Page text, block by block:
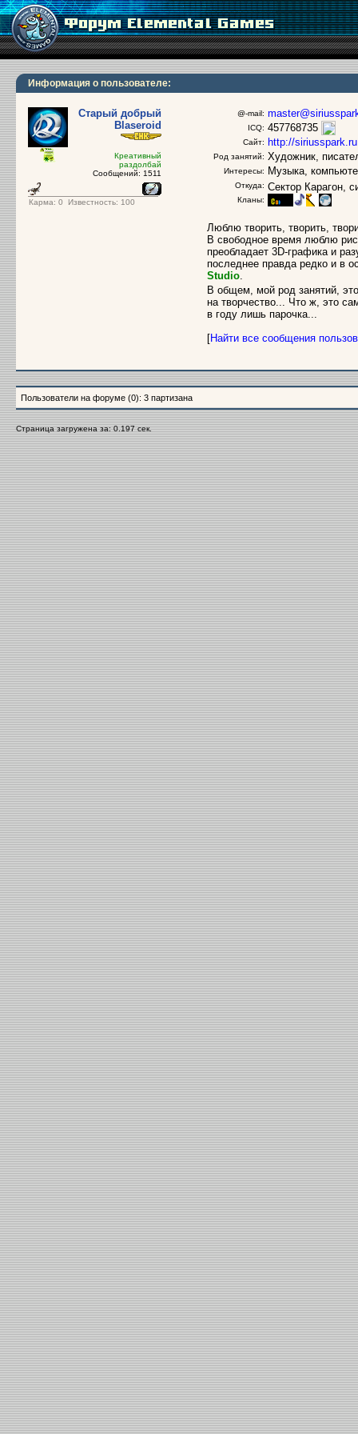
Информация о пользователе:
Старый добрый
Blaseroid
Креативный
раздолбай
Сообщений: 1511
Карма: 0 Известность: 100
@-mail:
ICQ: 457768735
Сайт: http://siriusspark.ru
Род занятий: Художник,
Интересы: Музыка,
Откуда: Сектор Карагон,
Кланы:
Люблю творить, творить,
В свободное время люблю
преобладает 3D-графика и
последнее правда редко и в
Studio.
В общем, мой род занятий,
на творчество... Что ж, это
в году лишь парочка...
[Найти все сообщения
Пользователи на форуме (0): 3 партизана
Страница загружена за: 0.197 сек.